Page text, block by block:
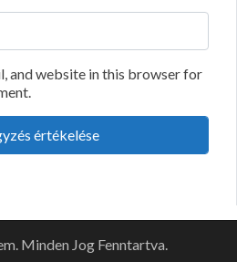
and website in this browser for
Minden Jog Fenntartva.